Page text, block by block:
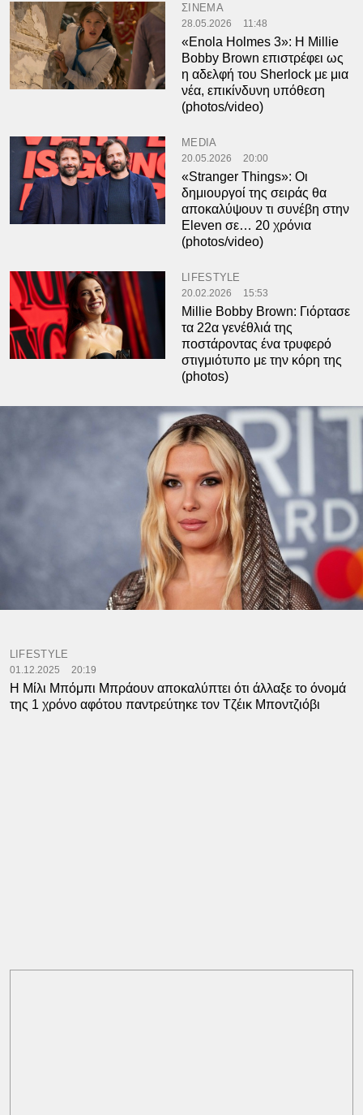
ΣΙΝΕΜΑ
28.05.2026 11:48
«Enola Holmes 3»: Η Millie
Bobby Brown επιστρέφει ως
η αδελφή του Sherlock με μια
νέα, επικίνδυνη υπόθεση
(photos/video)
MEDIA
20.05.2026 20:00
«Stranger Things»: Οι
δημιουργοί της σειράς θα
αποκαλύψουν τι συνέβη στην
Eleven σε… 20 χρόνια
(photos/video)
LIFESTYLE
20.02.2026 15:53
Millie Bobby Brown: Γιόρτασε
τα 22α γενέθλιά της
ποστάροντας ένα τρυφερό
στιγμιότυπο με την κόρη της
(photos)
LIFESTYLE
01.12.2025 20:19
Η Μίλι Μπόμπι Μπράουν αποκαλύπτει ότι άλλαξε το όνομά
της 1 χρόνο αφότου παντρεύτηκε τον Τζέικ Μποντζιόβι